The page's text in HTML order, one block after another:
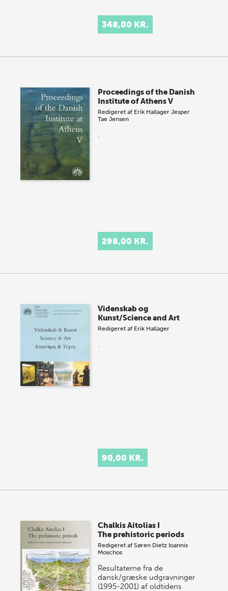
348,00 KR.
Proceedings of the Danish
Institute of Athens V
Redigeret af Erik Hallager Jesper
Tae Jensen
.
298,00 KR.
Videnskab og
Kunst/Science and Art
Redigeret af Erik Hallager
.
90,00 KR.
Chalkis Aitolias I
The prehistoric periods
Redigeret afSøren Dietz Ioannis
Moschos
Resultaterne fra de
dansk/græske udgravninger
(1995-2001) af oldtidens